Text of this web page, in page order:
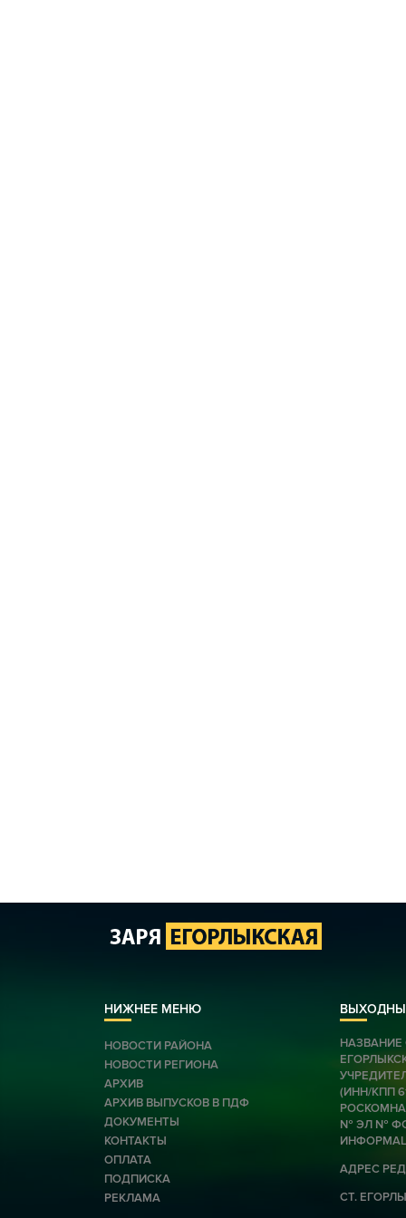
НИЖНЕЕ МЕНЮ
НОВОСТИ РАЙОНА
НОВОСТИ РЕГИОНА
АРХИВ
АРХИВ ВЫПУСКОВ В ПДФ
ДОКУМЕНТЫ
КОНТАКТЫ
ОПЛАТА
ПОДПИСКА
РЕКЛАМА
НАЗВАНИЕ
(ИНН/КПП
№ ЭЛ № ФС
АДРЕС
СТ.